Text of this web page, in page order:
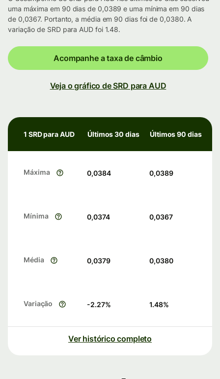
uma máxima em 90 dias de 0,0389 e uma mínima em 90 dias
de 0,0367. Portanto, a média em 90 dias foi de 0,0380. A
variação de SRD para AUD foi 1.48.
Acompanhe a taxa de câmbio
Veja o gráfico de SRD para AUD
1 SRD para AUD Últimos 30 dias Últimos 90 dias
Máxima 0,0384 0,0389
Mínima 0,0374 0,0367
Média 0,0379 0,0380
Variação -2.27% 1.48%
Ver histórico completo